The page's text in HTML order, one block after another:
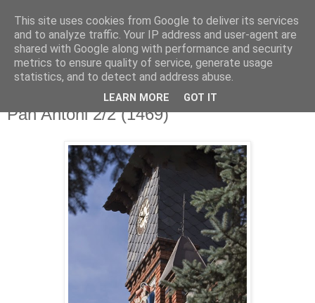
poniedziałek, 22 grudnia 2014
Pan Antoni 2/2 (1469)
This site uses cookies from Google to deliver its services
and to analyze traffic. Your IP address and user-agent are
shared with Google along with performance and security
metrics to ensure quality of service, generate usage
statistics, and to detect and address abuse.
LEARN MORE GOT IT